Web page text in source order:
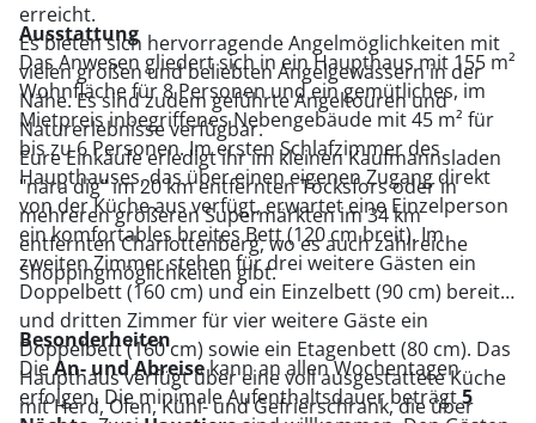
erreicht.
Es bieten sich hervorragende Angelmöglichkeiten mit
vielen großen und beliebten Angelgewässern in der
Nähe. Es sind zudem geführte Angeltouren und
Naturerlebnisse verfügbar.
Eure Einkäufe erledigt ihr im kleinen Kaufmannsladen
"nära dig" im 20 km entfernten Töcksfors oder in
mehreren größeren Supermärkten im 34 km
entfernten Charlottenberg, wo es auch zahlreiche
Shoppingmöglichkeiten gibt.
Ausstattung
Das Anwesen gliedert sich in ein Haupthaus mit 155 m²
Wohnfläche für 8 Personen und ein gemütliches, im
Mietpreis inbegriffenes Nebengebäude mit 45 m² für
bis zu 6 Personen. Im ersten Schlafzimmer des
Haupthauses, das über einen eigenen Zugang direkt
von der Küche aus verfügt, erwartet eine Einzelperson
ein komfortables breites Bett (120 cm breit). Im
zweiten Zimmer stehen für drei weitere Gästen ein
Doppelbett (160 cm) und ein Einzelbett (90 cm) bereit,
und dritten Zimmer für vier weitere Gäste ein
Doppelbett (160 cm) sowie ein Etagenbett (80 cm). Das
Haupthaus verfügt über eine voll ausgestattete Küche
mit Herd, Ofen, Kühl- und Gefrierschrank, die über
Besonderheiten
DieAn- und Abreisekann an allen Wochentagen
erfolgen. Die minimale Aufenthaltsdauer beträgt5